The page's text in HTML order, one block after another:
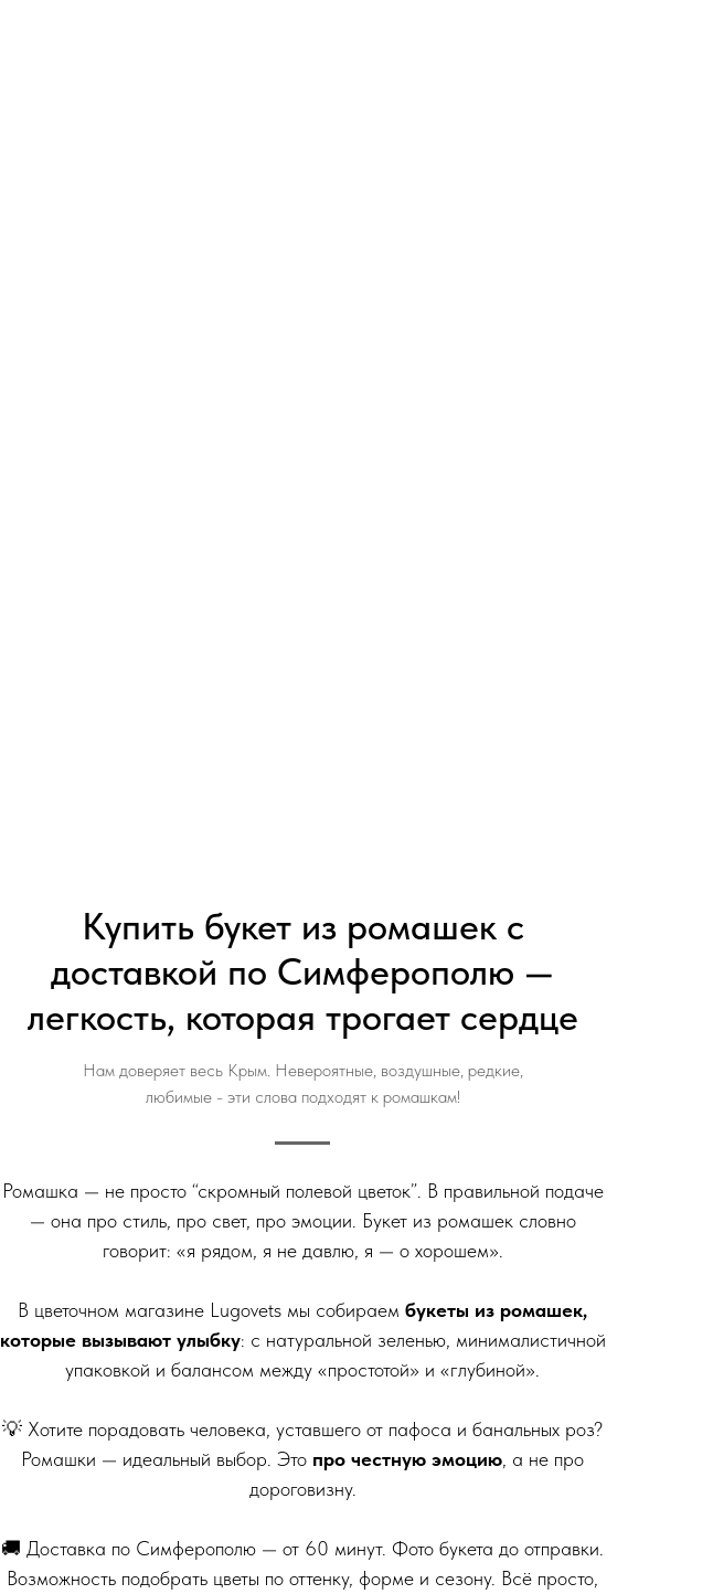
Купить букет из ромашек с
доставкой по Симферополю —
легкость, которая трогает сердце
Нам доверяет весь Крым. Невероятные, воздушные, редкие,
любимые - эти слова подходят к ромашкам!
Ромашка — не просто “скромный полевой цветок”. В правильной подаче
— она про стиль, про свет, про эмоции. Букет из ромашек словно
говорит: «я рядом, я не давлю, я — о хорошем».
В цветочном магазине Lugovets мы собираем букеты из ромашек,
которые вызывают улыбку: с натуральной зеленью, минималистичной
упаковкой и балансом между «простотой» и «глубиной».
💡 Хотите порадовать человека, уставшего от пафоса и банальных роз?
Ромашки — идеальный выбор. Это про честную эмоцию, а не про
дороговизну.
🚚 Доставка по Симферополю — от 60 минут. Фото букета до отправки.
Возможность подобрать цветы по оттенку, форме и сезону. Всё просто,